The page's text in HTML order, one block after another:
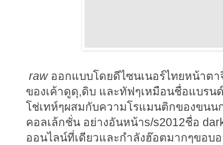
rawออกแบบโดยดีไซนเนอร์ไทยหน้าตา
ของเค้าดูดุ,ดิบ และทัฟๆเหมือนชื่อแบรน
โช่เทห์ๆผสมกับความโรแมนติกของขนน
คอลเล้กชั่น อย่างอันหน้าs/s2012ชื่อ
ออนไลน์ที่เดียวและกำลังฮ๊อตมากๆขอบอ